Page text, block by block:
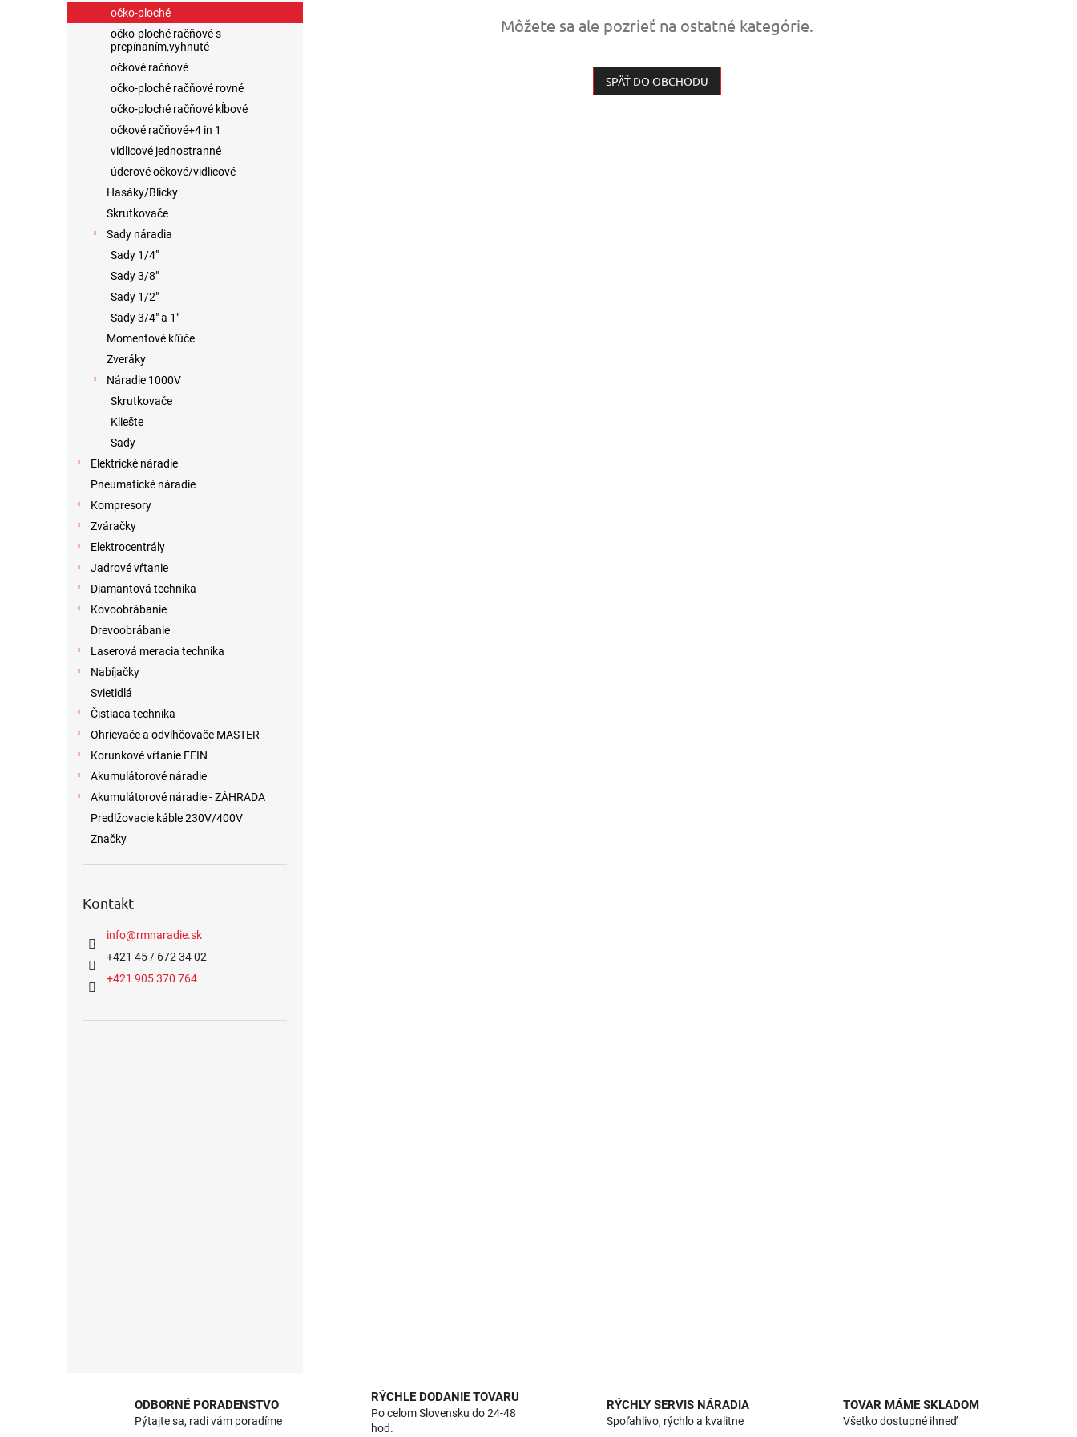
očko-ploché
očko-ploché račňové s
prepínaním,vyhnuté
očkové račňové
očko-ploché račňové rovné
očko-ploché račňové kĺbové
očkové račňové+4 in 1
vidlicové jednostranné
úderové očkové/vidlicové
Hasáky/Blicky
Skrutkovače
Sady náradia
Sady 1/4"
Sady 3/8"
Sady 1/2"
Sady 3/4" a 1"
Momentové kľúče
Zveráky
Náradie 1000V
Skrutkovače
Kliešte
Sady
Elektrické náradie
Pneumatické náradie
Kompresory
Zváračky
Elektrocentrály
Jadrové vŕtanie
Diamantová technika
Kovoobrábanie
Drevoobrábanie
Laserová meracia technika
Nabíjačky
Svietidlá
Čistiaca technika
Ohrievače a odvlhčovače MASTER
Korunkové vŕtanie FEIN
Akumulátorové náradie
Akumulátorové náradie - ZÁHRADA
Predlžovacie káble 230V/400V
Značky
Kontakt
info@rmnaradie.sk
+421 45 / 672 34 02
+421 905 370 764
Môžete sa ale pozrieť na ostatné kategórie.
SPÄŤ DO OBCHODU
ODBORNÉ PORADENSTVO
Pýtajte sa, radi vám poradíme
RÝCHLE DODANIE TOVARU
Po celom Slovensku do 24-48
hod.
RÝCHLY SERVIS NÁRADIA
Spoľahlivo, rýchlo a kvalitne
TOVAR MÁME SKLADOM
Všetko dostupné ihneď